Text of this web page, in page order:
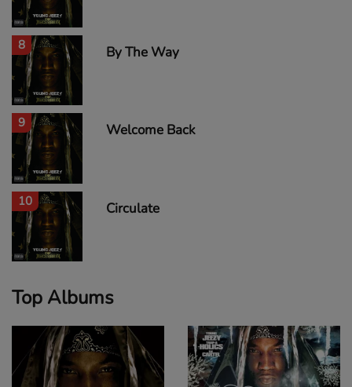
8 By The Way
9 Welcome Back
10 Circulate
Top Albums